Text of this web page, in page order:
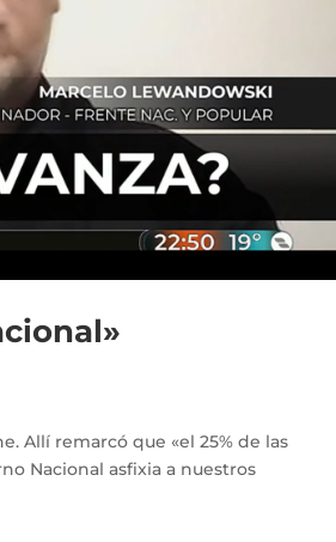
Allí remarcó que «el 25% de las
Nacional asfixia a nuestros